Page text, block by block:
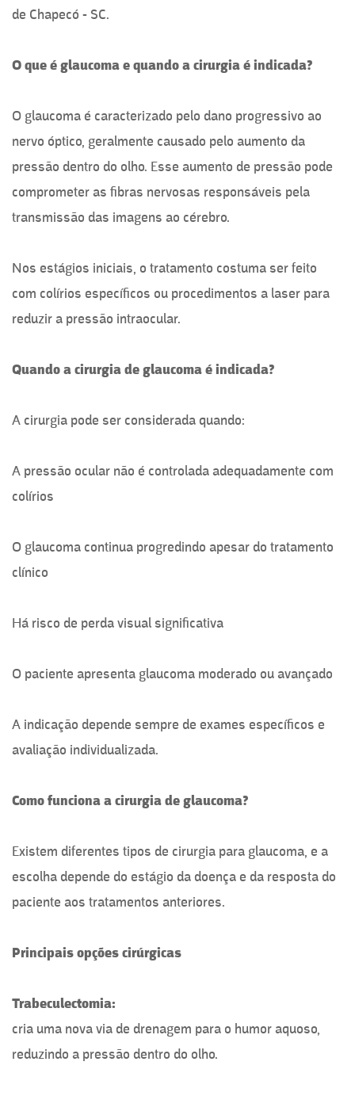
de Chapecó - SC.
O que é glaucoma e quando a cirurgia é indicada?
O glaucoma é caracterizado pelo dano progressivo ao
nervo óptico, geralmente causado pelo aumento da
pressão dentro do olho. Esse aumento de pressão pode
comprometer as fibras nervosas responsáveis pela
transmissão das imagens ao cérebro.
Nos estágios iniciais, o tratamento costuma ser feito
com colírios específicos ou procedimentos a laser para
reduzir a pressão intraocular.
Quando a cirurgia de glaucoma é indicada?
A cirurgia pode ser considerada quando:
A pressão ocular não é controlada adequadamente com
colírios
O glaucoma continua progredindo apesar do tratamento
clínico
Há risco de perda visual significativa
O paciente apresenta glaucoma moderado ou avançado
A indicação depende sempre de exames específicos e
avaliação individualizada.
Como funciona a cirurgia de glaucoma?
Existem diferentes tipos de cirurgia para glaucoma, e a
escolha depende do estágio da doença e da resposta do
paciente aos tratamentos anteriores.
Principais opções cirúrgicas
Trabeculectomia:
cria uma nova via de drenagem para o humor aquoso,
reduzindo a pressão dentro do olho.